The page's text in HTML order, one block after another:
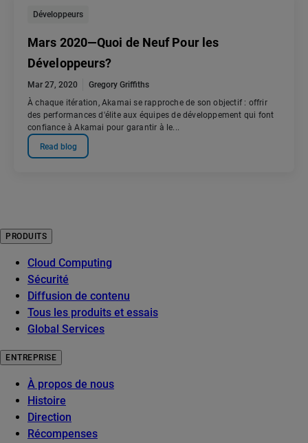
Développeurs
Mars 2020—Quoi de Neuf Pour les
Développeurs?
Mar 27, 2020
Gregory Griffiths
À chaque itération, Akamai se rapproche de son objectif : offrir
des performances d'élite aux équipes de développement qui font
confiance à Akamai pour garantir à le...
Read blog
PRODUITS
Cloud Computing
Sécurité
Diffusion de contenu
Tous les produits et essais
Global Services
ENTREPRISE
À propos de nous
Histoire
Direction
Récompenses